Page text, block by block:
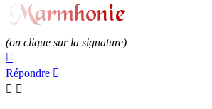
(on clique sur la signature)
Répondre